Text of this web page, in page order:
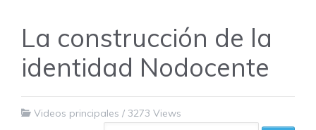
La construcción de la
identidad Nodocente
Videos principales / 3273 Views